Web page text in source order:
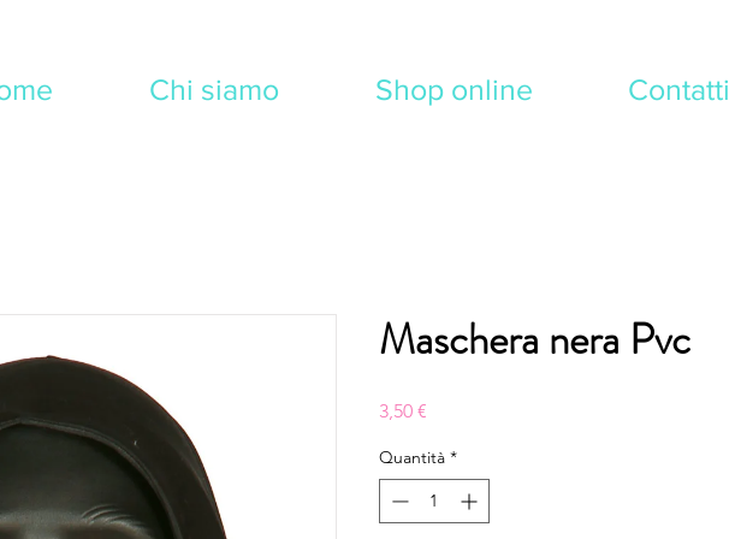
Chi siamo Shop online Contatti
Maschera nera Pvc
3,50 €Prezzo
Quantità *